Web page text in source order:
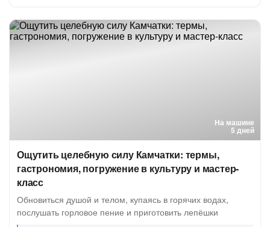
На машине
5 дней
Ощутить целебную силу Камчатки: термы,
гастрономия, погружение в культуру и мастер-
класс
Обновиться душой и телом, купаясь в горячих водах,
послушать горловое пение и приготовить лепёшки